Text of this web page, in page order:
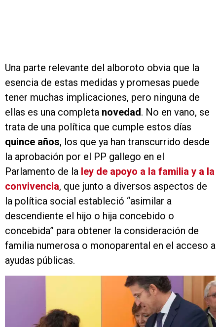
Una parte relevante del alboroto obvia que la
esencia de estas medidas y promesas puede
tener muchas implicaciones, pero ninguna de
ellas es una completa novedad. No en vano, se
trata de una política que cumple estos días
quince años, los que ya han transcurrido desde
la aprobación por el PP gallego en el
Parlamento de la ley de apoyo a la familia y a la
convivencia, que junto a diversos aspectos de
la política social estableció “asimilar a
descendiente el hijo o hija concebido o
concebida” para obtener la consideración de
familia numerosa o monoparental en el acceso a
ayudas públicas.